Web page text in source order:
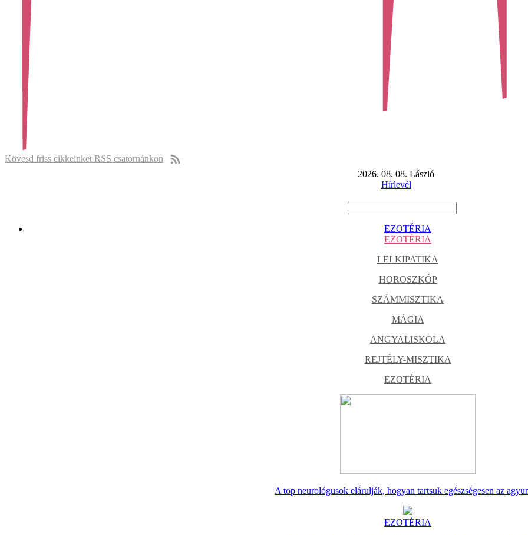
Kövesd friss cikkeinket RSS csatornánkon
2026. 08. 08. László
Hírlevél
EZOTÉRIA
EZOTÉRIA
LELKIPATIKA
HOROSZKÓP
SZÁMMISZTIKA
MÁGIA
ANGYALISKOLA
REJTÉLY-MISZTIKA
EZOTÉRIA
A top neurológusok elárulják, hogyan tartsuk egészségesen az
EZOTÉRIA